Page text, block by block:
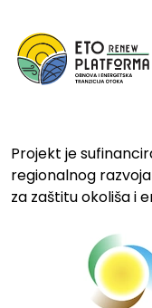
Projekt je
regionalnog
za zaštitu okoliša i